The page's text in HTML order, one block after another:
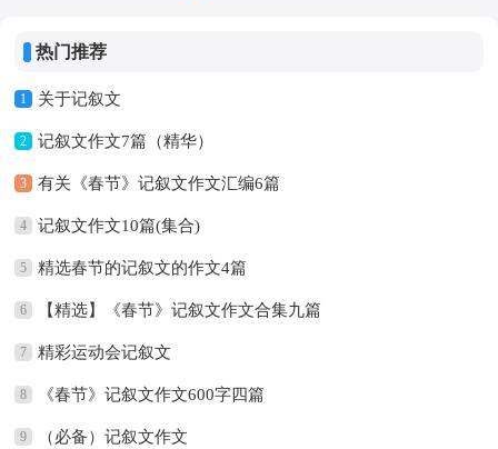
热门推荐
1 关于记叙文
2 记叙文作文7篇（精华）
3 有关《春节》记叙文作文汇编6篇
4 记叙文作文10篇(集合)
5 精选春节的记叙文的作文4篇
6 【精选】《春节》记叙文作文合集九篇
7 精彩运动会记叙文
8 《春节》记叙文作文600字四篇
9 （必备）记叙文作文